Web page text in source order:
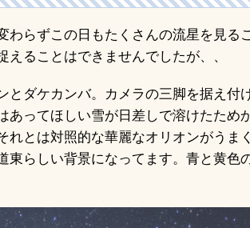
わらずこの日もたくさんの流星を見る
ることはできませんでしたが、、
とダケカンバ。カメラの三脚を据え付
あってほしい雪が日差しで溶けたため
とは対照的な華麗なオリオンがうま
東らしい背景になってます。青と黄色